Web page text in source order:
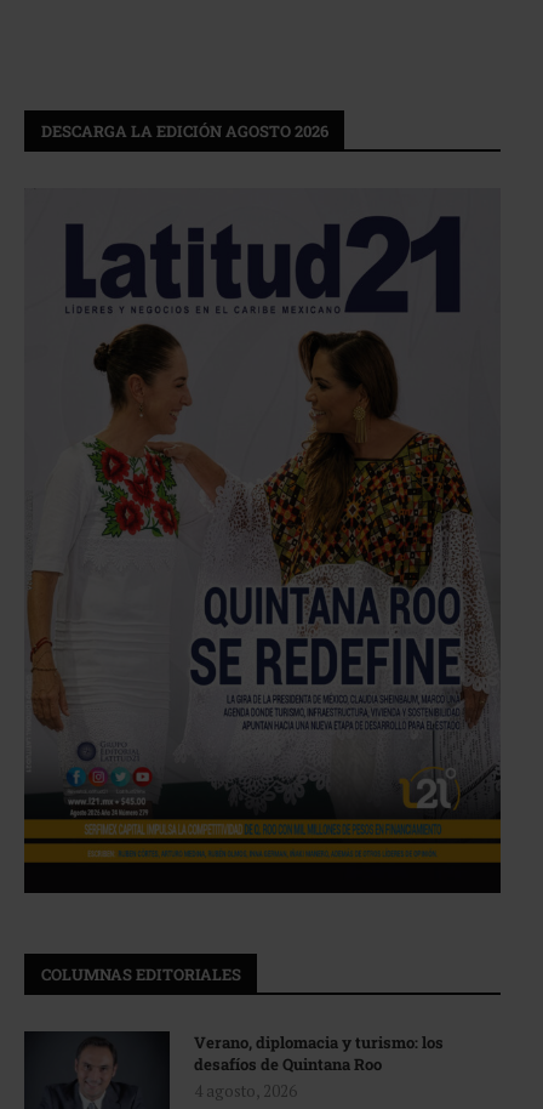
DESCARGA LA EDICIÓN AGOSTO 2026
COLUMNAS EDITORIALES
Verano, diplomacia y turismo: los
desafíos de Quintana Roo
4 agosto, 2026